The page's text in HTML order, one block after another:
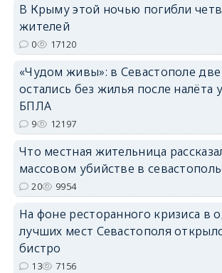
В Крыму этой ночью погибли
жителей
0 17120
«Чудом живы»: в Севастополе
остались без жилья после налёта
БПЛА
9 12197
Что местная жительница
массовом убийстве в
20 9954
На фоне ресторанного кризиса в
лучших мест Севастополя
бистро
13 7156